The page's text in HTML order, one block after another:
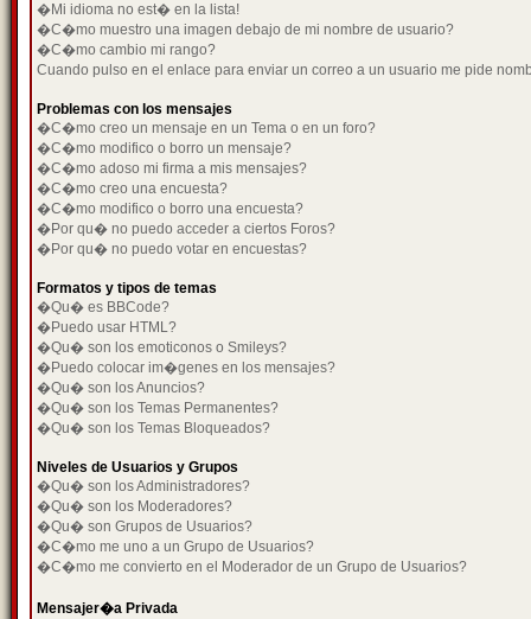
�Mi idioma no est� en la lista!
�C�mo muestro una imagen debajo de mi nombre de usuario?
�C�mo cambio mi rango?
Cuando pulso en el enlace para enviar un correo a un usuario me pide
Problemas con los mensajes
�C�mo creo un mensaje en un Tema o en un foro?
�C�mo modifico o borro un mensaje?
�C�mo adoso mi firma a mis mensajes?
�C�mo creo una encuesta?
�C�mo modifico o borro una encuesta?
�Por qu� no puedo acceder a ciertos Foros?
�Por qu� no puedo votar en encuestas?
Formatos y tipos de temas
�Qu� es BBCode?
�Puedo usar HTML?
�Qu� son los emoticonos o Smileys?
�Puedo colocar im�genes en los mensajes?
�Qu� son los Anuncios?
�Qu� son los Temas Permanentes?
�Qu� son los Temas Bloqueados?
Niveles de Usuarios y Grupos
�Qu� son los Administradores?
�Qu� son los Moderadores?
�Qu� son Grupos de Usuarios?
�C�mo me uno a un Grupo de Usuarios?
�C�mo me convierto en el Moderador de un Grupo de Usuarios?
Mensajer�a Privada